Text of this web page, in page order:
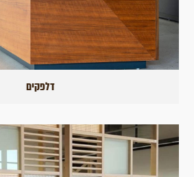
דלפקים